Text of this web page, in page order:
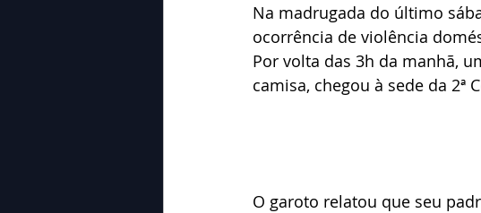
Na madrugada do último
ocorrência de violência
Por volta das 3h da manhã,
camisa, chegou à sede da
O garoto relatou que seu